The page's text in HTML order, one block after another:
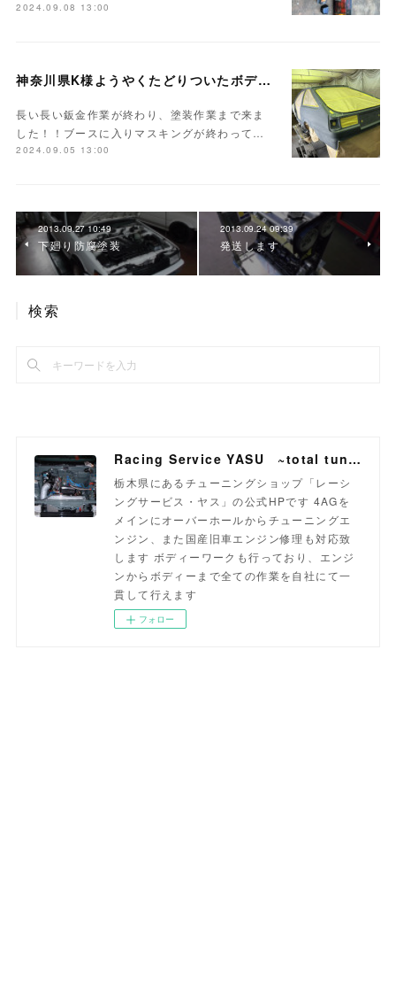
2024.09.08 13:00
神奈川県K様ようやくたどりついたボディ塗装
長い長い鈑金作業が終わり、塗装作業まで来ま
した！！ブースに入りマスキングが終わって…
2024.09.05 13:00
2013.09.27 10:49
下廻り防腐塗装
2013.09.24 09:39
発送します
検索
Racing Service YASU ~total tuning proshop~
栃木県にあるチューニングショップ「レーシ
ングサービス・ヤス」の公式HPです 4AGを
メインにオーバーホールからチューニングエ
ンジン、また国産旧車エンジン修理も対応致
します ボディーワークも行っており、エンジ
ンからボディーまで全ての作業を自社にて一
貫して行えます
フォロー